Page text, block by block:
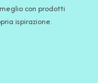
con prodotti
ispirazione.